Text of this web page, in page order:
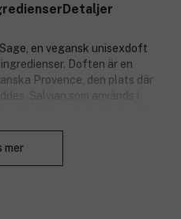
Detaljer
en vegansk unisexdoft
Doften är en
Provence, den plats där
Salvian som används i
salvia balanseras av friska,
och grön mandarin.
mer